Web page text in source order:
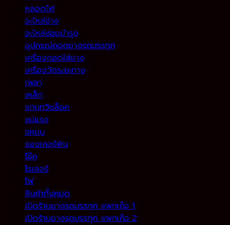
หลอดไฟ
อะไหล่ช่าง
อะไหล่ซ่อมบำรุง
อุปกรณ์ถอดยางรถบรรทุก
เครื่องถอดใส่ยาง
เครื่องวัดระยะทาง
เพลา
เหล็ก
แกนทวิชล็อค
แม่แรง
แหนบ
แองเคอร์พิน
โช๊ค
โรเลอร์
ไฟ
สินค้าทั้งหมด
เปิดร้านยางรถบรรทุก แพกเก็จ 1
เปิดร้านยางรถบรรทุก แพกเก็จ 2